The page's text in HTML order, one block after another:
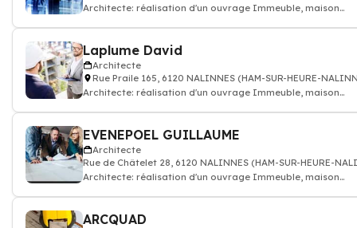
Architecte: réalisation d'un ouvrage Immeuble, maison
Laplume David
Architecte
Rue Praile 165, 6120 NALINNES (HAM-SUR-HEURE-
Architecte: réalisation d'un ouvrage Immeuble, maison
EVENEPOEL GUILLAUME
Architecte
Rue de Châtelet 28, 6120 NALINNES (HAM-SUR-HEURE-
Architecte: réalisation d'un ouvrage Immeuble, maison
ARCQUAD